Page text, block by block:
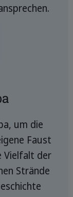
um die
Faust
Vielfalt der
Strände